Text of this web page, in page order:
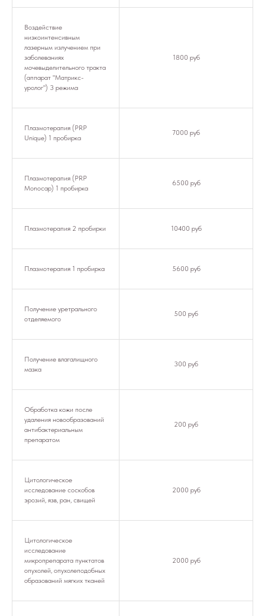
Воздействие
низкоинтенсивным
лазерным излучением при
заболеваниях
мочевыделительного тракта
(аппарат "Матрикс-
уролог") 3 режима
1800 руб
Плазмотерапия (PRP
Unique) 1 пробирка
7000 руб
Плазмотерапия (PRP
Monocap) 1 пробирка
6500 руб
Плазмотерапия 2 пробирки 10400 руб
Плазмотерапия 1 пробирка 5600 руб
Получение уретрального
отделяемого
500 руб
Получение влагалищного
мазка
300 руб
Обработка кожи после
удаления новообразований
антибактериальным
препаратом
200 руб
Цитологическое
исследование соскобов
эрозий, язв, ран, свищей
2000 руб
Цитологическое
исследование
микропрепарата пунктатов
опухолей, опухолеподобных
образований мягких тканей
2000 руб